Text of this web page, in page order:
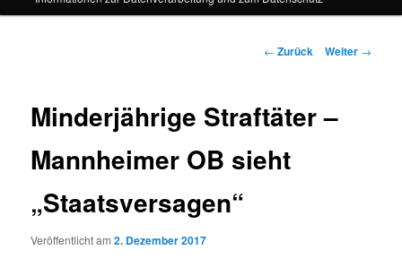
Beitragsnavigation
← Zurück Weiter →
Minderjährige Straftäter –
Mannheimer OB sieht
„Staatsversagen“
Veröffentlicht am2. Dezember 2017